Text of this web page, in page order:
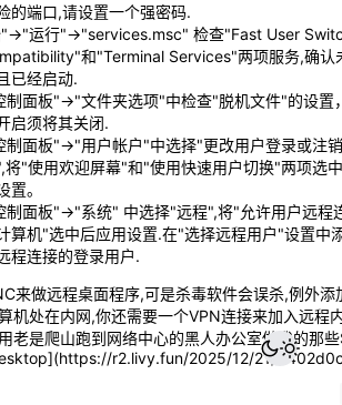
的端口,请设置一个强密码.
"->"运行"->"services.msc" 检查"Fast User
和"Terminal Services"两项服务,确认
已经启动.
制面板"->"文件夹选项"中检查"脱机文件"的设置
启须将其关闭.
制面板"->"用户帐户"中选择"更改用户登录或注
将"使用欢迎屏幕"和"使用快速用户切换"两项选
置。
制面板"->"系统" 中选择"远程",将"允许用户远程
算机"选中后应用设置.在"选择远程用户"设置中
程连接的登录用户.
来做远程桌面程序,可是杀毒软件会误杀,例外添
机处在内网,你还需要一个VPN连接来加入远程
老是爬山跑到网络中心的黑人办公室做我的那
r2.livy.fun/2025/12/21/